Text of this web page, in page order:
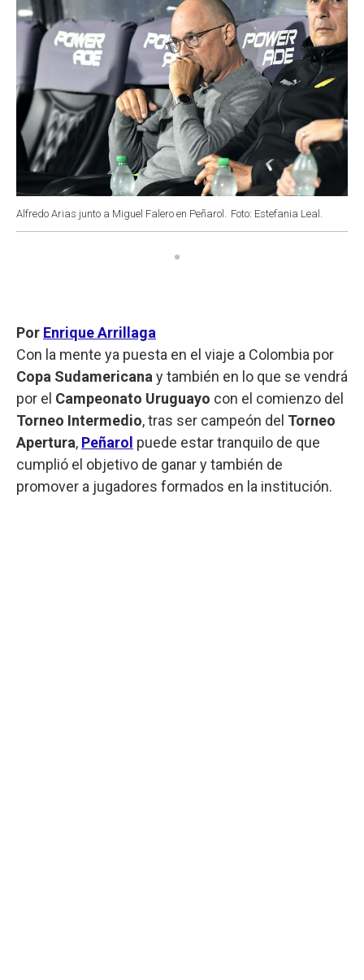
Alfredo Arias junto a Miguel Falero en Peñarol. Foto: Estefania Leal.
Por Enrique Arrillaga
Con la mente ya puesta en el viaje a Colombia por
Copa Sudamericana y también en lo que se vendrá
por el Campeonato Uruguayo con el comienzo del
Torneo Intermedio, tras ser campeón del Torneo
Apertura, Peñarol puede estar tranquilo de que
cumplió el objetivo de ganar y también de
promover a jugadores formados en la institución.